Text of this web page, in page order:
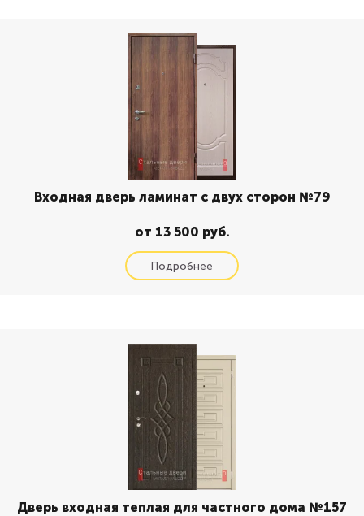
Входная дверь ламинат с двух сторон №79
от 13 500 руб.
Дверь входная теплая для частного дома №157